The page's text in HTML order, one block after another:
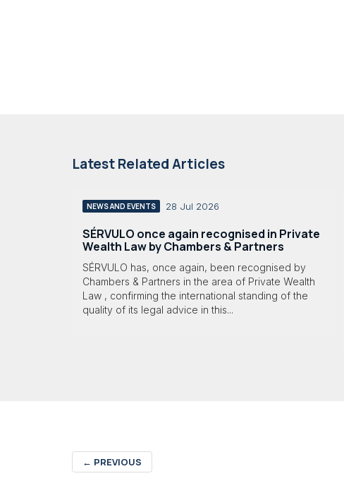
Latest Related Articles
NEWS AND EVENTS 28 Jul 2026
SÉRVULO once again recognised in Private
Wealth Law by Chambers & Partners
SÉRVULO has, once again, been recognised by
Chambers & Partners in the area of Private Wealth
Law , confirming the international standing of the
quality of its legal advice in this...
← PREVIOUS